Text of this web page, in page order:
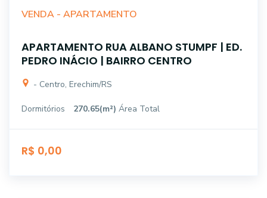
VENDA - APARTAMENTO
APARTAMENTO RUA ALBANO STUMPF | ED.
PEDRO INÁCIO | BAIRRO CENTRO
- Centro, Erechim/RS
Dormitórios 270.65(m²) Área Total
R$ 0,00